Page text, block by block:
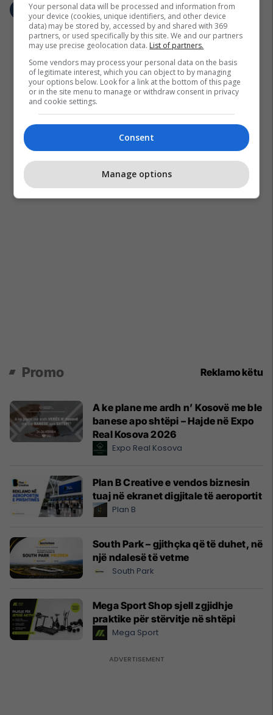
Promo Reklamo këtu
A ke plane me ardh n’ Kosovë me ble
banese apo shtëpi – Hajde në Expo
Real Kosova 2026
Expo Real Kosova
Plan B Creative e vendos biznesin
tuaj në ekranet digjitale të aeroportit
Plan B
South Park – gjithçka që të duhet, në
një ndalesë të vetme
South Park
Mega Sport Shop sjell zgjidhje
praktike për stërvitje në shtëpi
Mega Sport
Your personal data will be processed and information from
your device (cookies, unique identifiers, and other device
data) may be stored by, accessed by and shared with 369
partners, or used specifically by this site. We and our partners
may use precise geolocation data. List of partners.
Some vendors may process your personal data on the basis
of legitimate interest, which you can object to by managing
your options below. Look for a link at the bottom of this page
or in the site menu to manage or withdraw consent in privacy
and cookie settings.
Consent
Manage options